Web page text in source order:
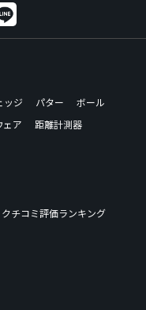
ッジ パター
ボール
ェア
距離計測器
クチコミ評価ランキング